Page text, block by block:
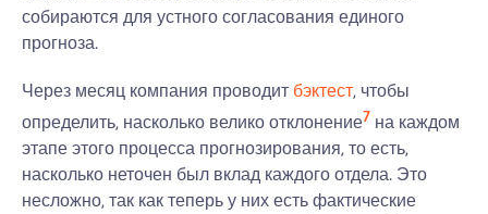
собираются для устного согласования единого
прогноза.
Через месяц компания проводит бэктест, чтобы
определить, насколько велико отклонение7 на каждом
этапе этого процесса прогнозирования, то есть,
насколько неточен был вклад каждого отдела. Это
несложно, так как теперь у них есть фактические